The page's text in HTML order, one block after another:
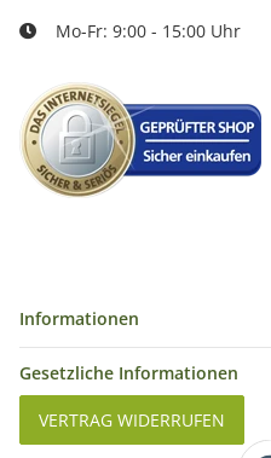
Mo-Fr: 9:00 - 15:00 Uhr
Informationen
Gesetzliche Informationen
VERTRAG WIDERRUFEN